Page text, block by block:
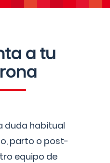
a tu
duda habitual
parto o post-
equipo de